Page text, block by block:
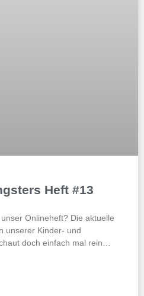
Heft #13
Onlineheft? Die aktuelle
unserer Kinder- und
doch einfach mal rein…